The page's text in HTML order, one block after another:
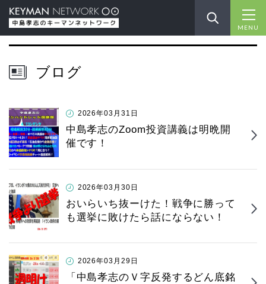
MENU
ブログ
2026年03月31日
中島孝志のZoom投資講義は明晩開
催です！
2026年03月30日
おいらいち抜ーけた！戦争に勝って
も選挙に敗けたら話にならない！
2026年03月29日
「中島孝志のＶ字反発するどん底銘